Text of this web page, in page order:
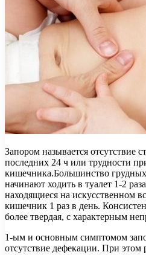
Запором называется отсутствие
последних 24 ч или трудности
кишечника.Большинство грудных
начинают ходить в туалет 1-2
находящиеся на искусственном
кишечник 1 раз в день.
более твердая, с характерным
1-ым и основным симптомом
отсутствие дефекации. При этом